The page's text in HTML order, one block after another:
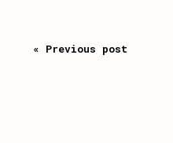
« Previous post